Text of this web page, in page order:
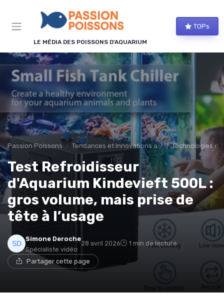
LE MÉDIA DES POISSONS D'AQUARIUM
TOPs
Passion Poissons Tendances et Innovations aquariophilie Technologies
Test Refroidisseur
d'Aquarium Kindevieft 500L :
gros volume, mais prise de
tête à l’usage
Simone Deroche
Spécialiste vidéo
28 avril 2026 1 min de lecture
Partager cette page